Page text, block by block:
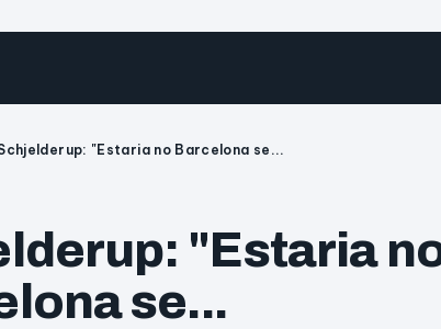
"Estaria no Barcelona se...
"Estaria
se...